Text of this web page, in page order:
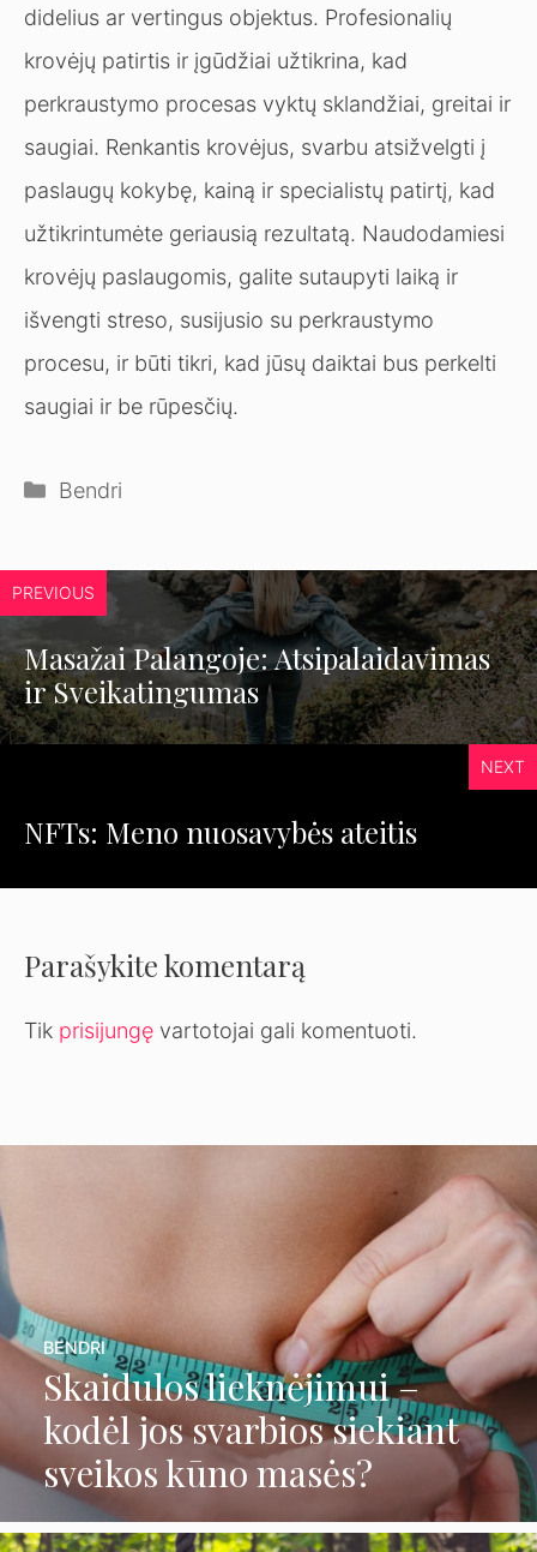
didelius ar vertingus objektus. Profesionalių
krovėjų patirtis ir įgūdžiai užtikrina, kad
perkraustymo procesas vyktų sklandžiai, greitai ir
saugiai. Renkantis krovėjus, svarbu atsižvelgti į
paslaugų kokybę, kainą ir specialistų patirtį, kad
užtikrintumėte geriausią rezultatą. Naudodamiesi
krovėjų paslaugomis, galite sutaupyti laiką ir
išvengti streso, susijusio su perkraustymo
procesu, ir būti tikri, kad jūsų daiktai bus perkelti
saugiai ir be rūpesčių.
Kategorijos
Bendri
PREVIOUS
Masažai Palangoje: Atsipalaidavimas
ir Sveikatingumas
NEXT
NFTs: Meno nuosavybės ateitis
Parašykite komentarą
Tik prisijungę vartotojai gali komentuoti.
Skaidulos lieknėjimui –
kodėl jos svarbios siekiant
sveikos kūno masės?
BENDRI